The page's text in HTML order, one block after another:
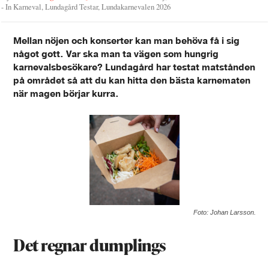
- In Karneval,Lundagård Testar,Lundakarnevalen 2026
Mellan nöjen och konserter kan man behöva få i sig
något gott. Var ska man ta vägen som hungrig
karnevalsbesökare? Lundagård har testat matstånden
på området så att du kan hitta den bästa karnematen
när magen börjar kurra.
Foto: Johan Larsson.
Det regnar dumplings